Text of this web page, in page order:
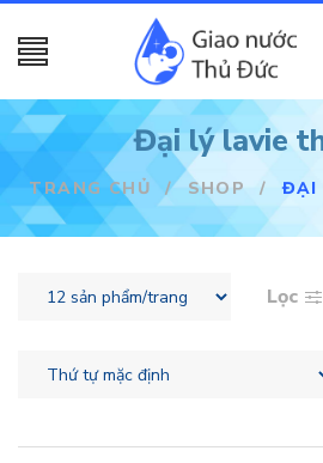
Đại lý lavie
TRANG CHỦ / SHOP / ĐẠI
Lọc